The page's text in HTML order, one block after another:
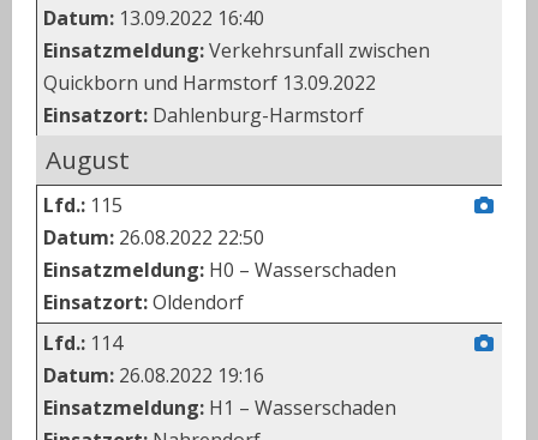
Datum: 13.09.2022 16:40
Einsatzmeldung:Verkehrsunfall zwischen
Quickborn und Harmstorf 13.09.2022
Einsatzort: Dahlenburg-Harmstorf
August
Lfd.: 115
Datum: 26.08.2022 22:50
Einsatzmeldung: H0 – Wasserschaden
Einsatzort:Oldendorf
Lfd.: 114
Datum: 26.08.2022 19:16
Einsatzmeldung: H1 – Wasserschaden